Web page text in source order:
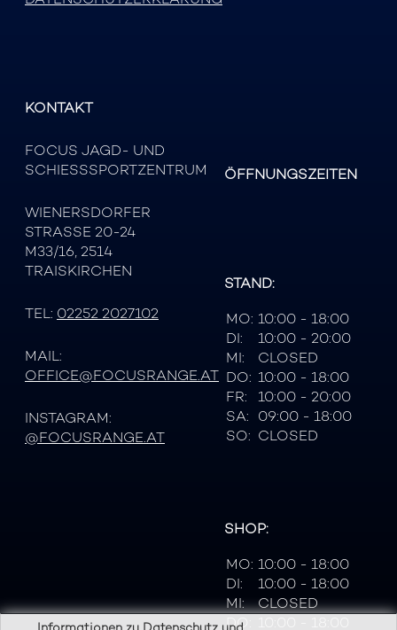
KONTAKT
FOCUS JAGD- UND
SCHIESSSPORTZENTRUM
WIENERSDORFER
STRASSE 20-24
M33/16, 2514
TRAISKIRCHEN
TEL: 02252 2027102
MAIL:
OFFICE@FOCUSRANGE.AT
INSTAGRAM:
@FOCUSRANGE.AT
ÖFFNUNGSZEITEN
STAND:
MO: 10:00 - 18:00
DI:
10:00 - 20:00
MI:
CLOSED
DO: 10:00 - 18:00
FR:
10:00 - 20:00
SA: 09:00 - 18:00
SO: CLOSED
SHOP:
MO: 10:00 - 18:00
DI:
10:00 - 18:00
MI:
CLOSED
DO: